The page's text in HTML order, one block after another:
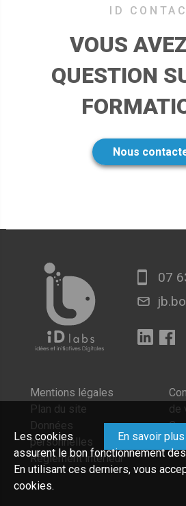
VOUS
QUESTION
Nous
07
Mentions légales
Plan du site
Données
personnelles
Règlement intérieur
de
En savoir plus
Les cookies
assurent le bon fonctionnement
En utilisant ces derniers, vous
cookies.